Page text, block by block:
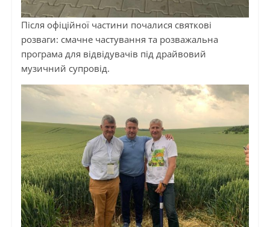
Після офіційної частини почалися святкові
розваги: смачне частування та розважальна
програма для відвідувачів під драйвовий
музичний супровід.